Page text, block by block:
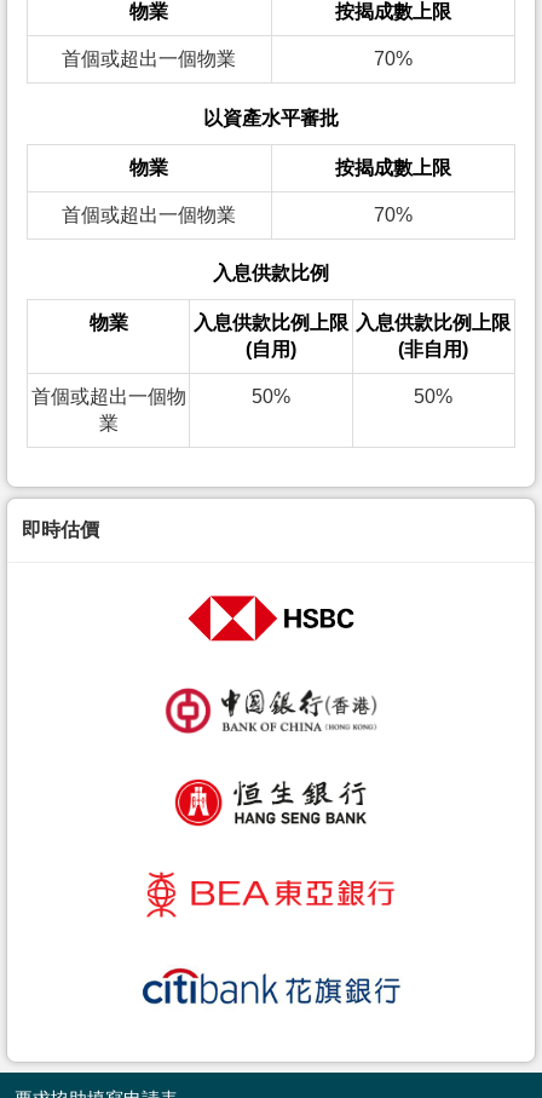
物業 按揭成數上限
首個或超出一個物業 70%
以資產水平審批
物業 按揭成數上限
首個或超出一個物業 70%
入息供款比例
物業
入息供款比例上限
(自用)
入息供款比例上限
(非自用)
首個或超出一個物
業
50% 50%
即時估價